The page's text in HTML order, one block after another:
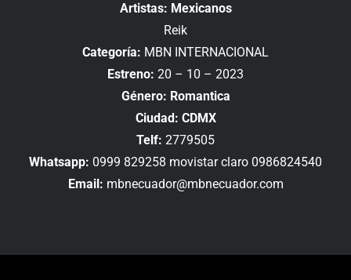
Artistas: Mexicanos
Reik
Categoría: MBN INTERNACIONAL
Estreno: 20 – 10 – 2023
Género: Romantica
Ciudad: CDMX
Telf: 2779505
Whatsapp: 0999 829258 movistar claro 0986824540
Email: mbnecuador@mbnecuador.com